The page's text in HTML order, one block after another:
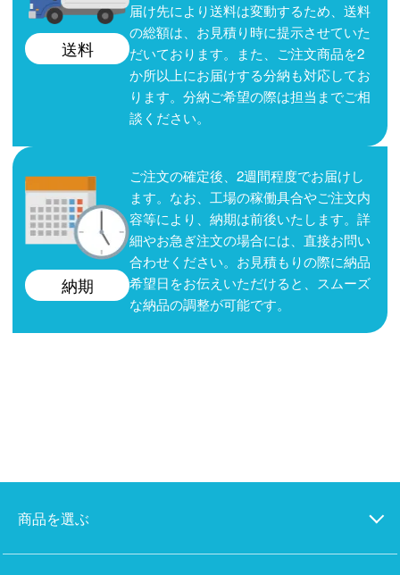
送料
届け先により送料は変動するため、送料
の総額は、お見積り時に提示させていた
だいております。また、ご注文商品を2
か所以上にお届けする分納も対応してお
ります。分納ご希望の際は担当までご相
談ください。
納期
ご注文の確定後、2週間程度でお届けし
ます。なお、工場の稼働具合やご注文内
容等により、納期は前後いたします。詳
細やお急ぎ注文の場合には、直接お問い
合わせください。お見積もりの際に納品
希望日をお伝えいただけると、スムーズ
な納品の調整が可能です。
商品を選ぶ